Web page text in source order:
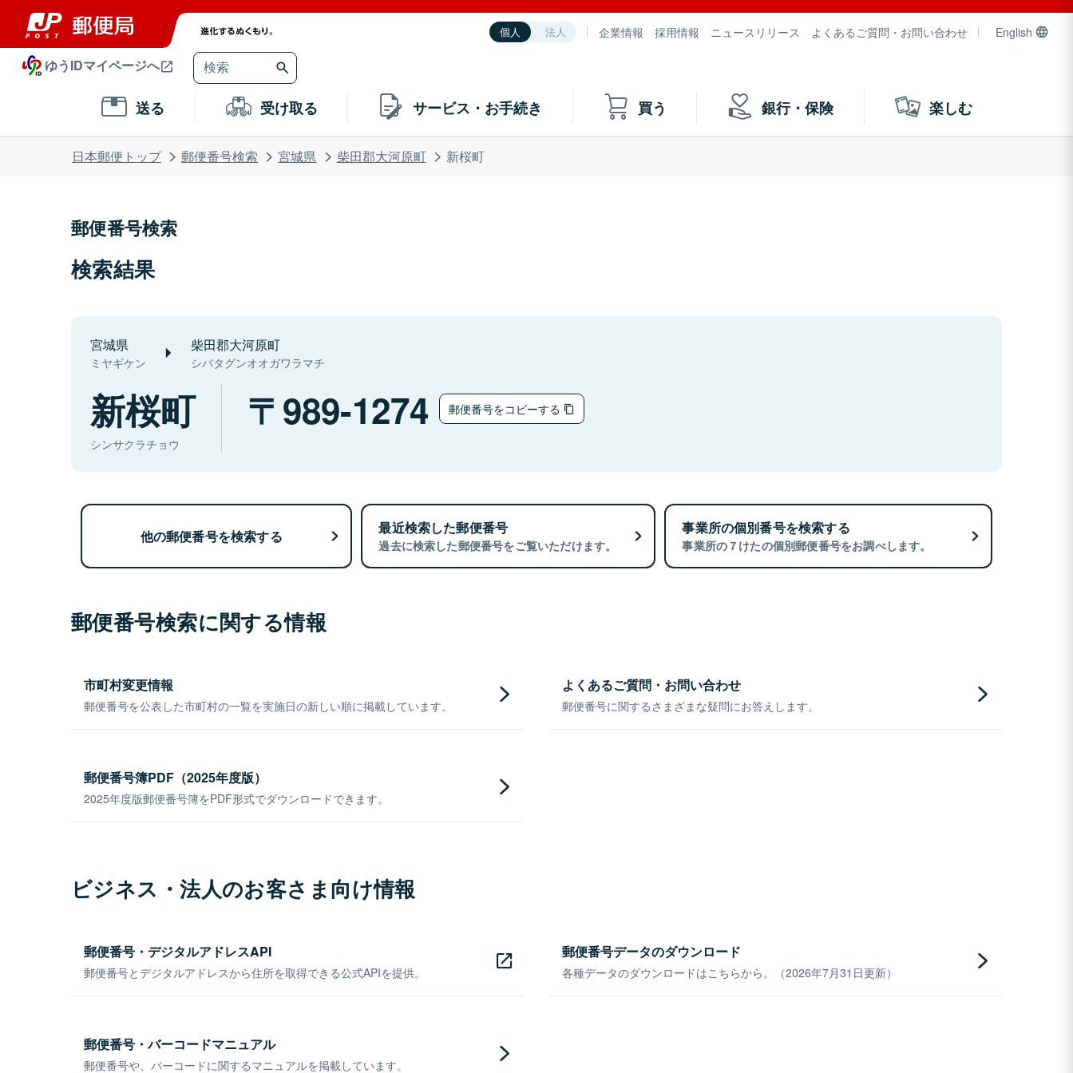
個人 法人 企業情報 採用情報 ニュースリリース よくあるご質問・お問い合わせ English
ゆうIDマイページへ
送る 受け取る サービス・お手続き 買う 銀行・保険 楽しむ
日本郵便トップ 郵便番号検索 宮城県 柴田郡大河原町 新桜町
郵便番号検索
検索結果
宮城県
ミヤギケン
柴田郡大河原町
シバタグンオオガワラマチ
新桜町
シンサクラチョウ
989-1274 郵便番号をコピーする
他の郵便番号を検索する 最近検索した郵便番号
過去に検索した郵便番号をご覧いただけます。
事業所の個別番号を検索する
事業所の７けたの個別郵便番号をお調べします。
郵便番号検索に関する情報
市町村変更情報
郵便番号を公表した市町村の一覧を実施日の新しい順に掲載しています。
よくあるご質問・お問い合わせ
郵便番号に関するさまざまな疑問にお答えします。
郵便番号簿PDF（2025年度版）
2025年度版郵便番号簿をPDF形式でダウンロードできます。
ビジネス・法人のお客さま向け情報
郵便番号・デジタルアドレスAPI
郵便番号とデジタルアドレスから住所を取得できる公式APIを提供。
郵便番号データのダウンロード
各種データのダウンロードはこちらから。（2026年7月31日更新）
郵便番号・バーコードマニュアル
郵便番号や、バーコードに関するマニュアルを掲載しています。